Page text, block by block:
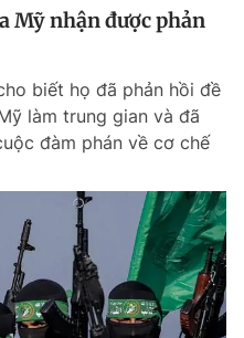
Mỹ nhận được phản
biết họ đã phản hồi đề
làm trung gian và đã
đàm phán về cơ chế